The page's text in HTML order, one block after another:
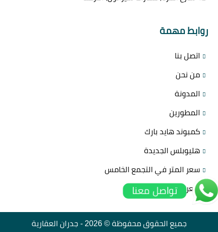
روابط مهمة
اتصل بنا
من نحن
المدونة
المطورين
كمبوند هايد بارك
هليوبلس الجديدة
سعر المتر في التجمع الخامس
سعر المتر في العاصمة
جميع الحقوق محفوظة © 2026 - جدران العقارية
تواصل معنا